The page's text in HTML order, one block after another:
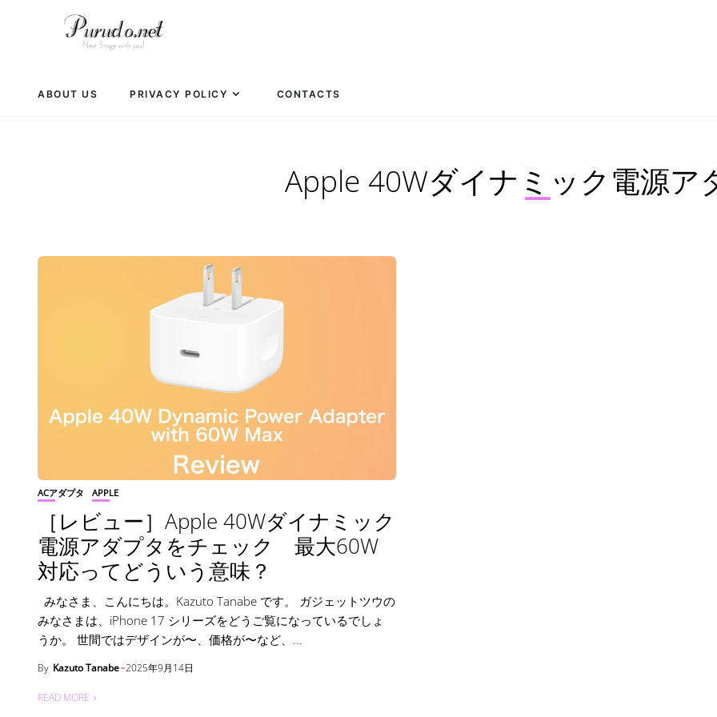
ABOUT US PRIVACY POLICY CONTACTS
Apple 40Wダイナミック電源ア
ACアダプタ APPLE
［レビュー］Apple 40Wダイナミック
電源アダプタをチェック 最大60W
対応ってどういう意味？
みなさま、こんにちは。Kazuto Tanabe です。 ガジェットツウの
みなさまは、iPhone 17 シリーズをどうご覧になっているでしょ
うか。 世間ではデザインが〜、価格が〜など、...
By Kazuto Tanabe 2025年9月14日
READ MORE